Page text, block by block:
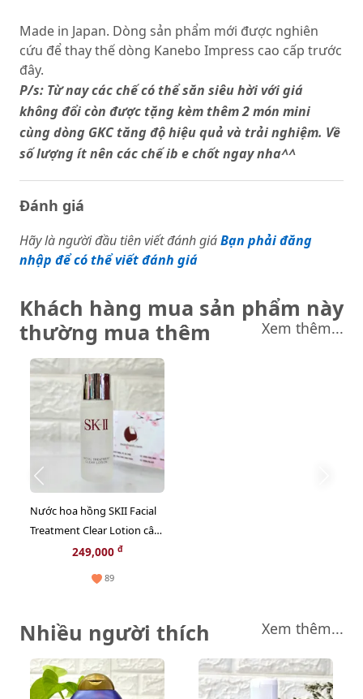
Made in Japan. Dòng sản phẩm mới được nghiên
cứu để thay thế dòng Kanebo Impress cao cấp trước
đây.
P/s: Từ nay các chế có thể săn siêu hời với giá
không đổi còn được tặng kèm thêm 2 món mini
cùng dòng GKC tăng độ hiệu quả và trải nghiệm. Về
số lượng ít nên các chế ib e chốt ngay nha^^
Đánh giá
Hãy là người đầu tiên viết đánh giáBạn phải đăng
nhập để có thể viết đánh giá
Khách hàng mua sản phẩm này
thường mua thêm
Xem thêm...
Nước hoa hồng SKII Facial
Treatment Clear Lotion cân
bằng sâu cho da, 30ml
249,000 đ
89
Nhiều người thích Xem thêm...